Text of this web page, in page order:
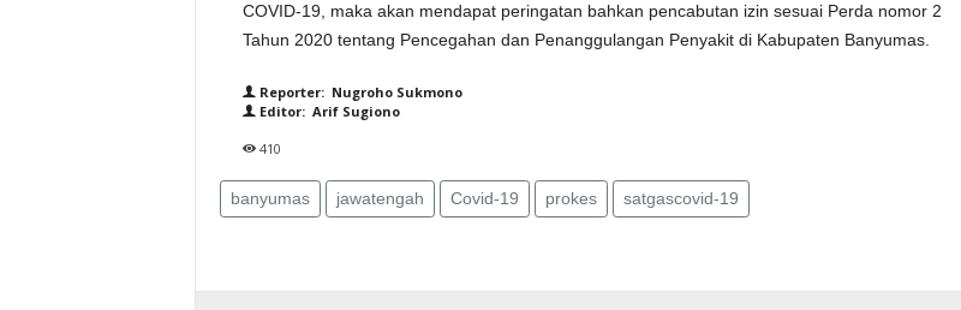
COVID-19, maka akan mendapat peringatan bahkan pencabutan izin sesuai Perda nomor 2
Tahun 2020 tentang Pencegahan dan Penanggulangan Penyakit di Kabupaten Banyumas.
Reporter: Nugroho Sukmono
Editor: Arif Sugiono
410
banyumas jawatengah Covid-19 prokes satgascovid-19